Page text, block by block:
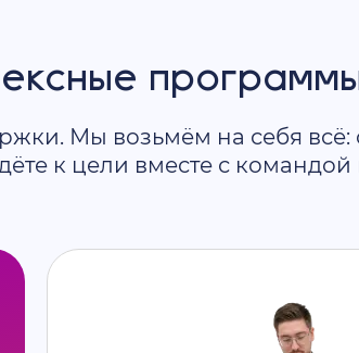
Мы возьмём на себя всё:
к цели вместе с